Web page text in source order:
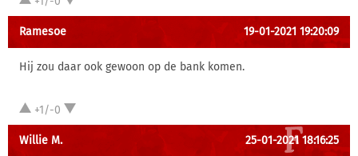
Ramesoe 19-01-2021 19:20:09
Hij zou daar ook gewoon op de bank komen.
+1/-0
Willie M. 25-01-2021 18:16:25